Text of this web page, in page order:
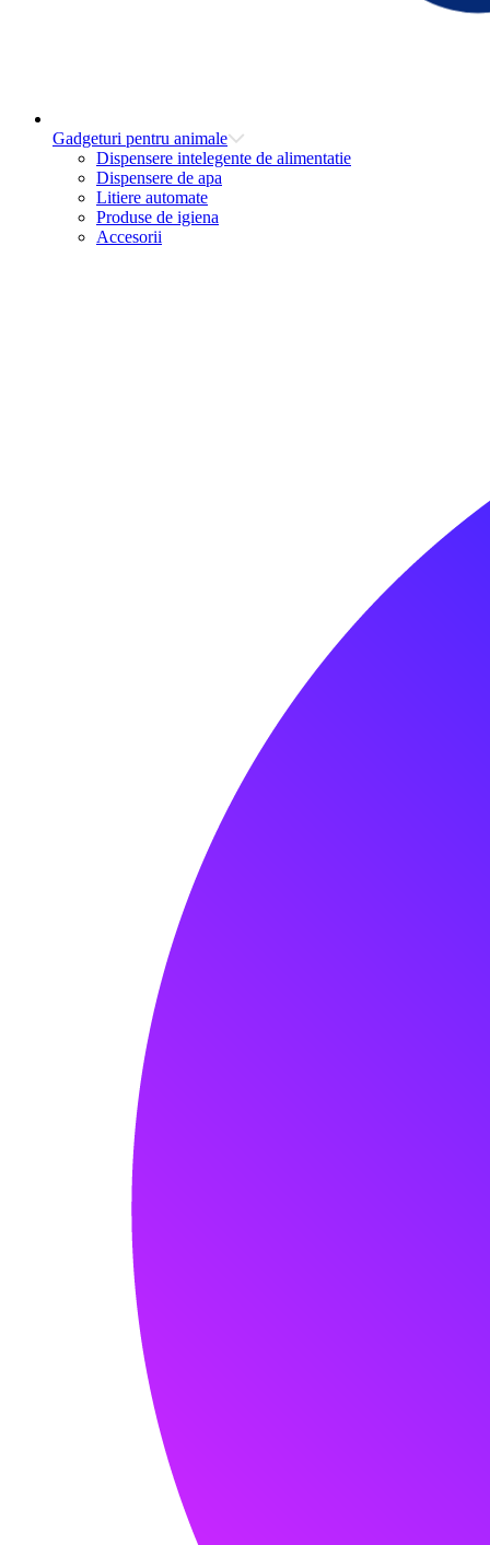
Gadgeturi pentru animale
Dispensere intelegente de alimentatie
Dispensere de apa
Litiere automate
Produse de igiena
Accesorii